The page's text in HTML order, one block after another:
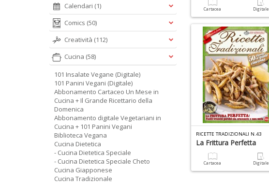
Cartacea Digitale
RICETTE TRADIZIONALI N.43
La Frittura Perfetta
Cartacea Digitale
Calendari (1)
Comics (50)
Creatività (112)
Cucina (58)
101 Insalate Vegane (Digitale)
101 Panini Vegani (Digitale)
Abbonamento Cartaceo Un Mese in
Cucina + Il Grande Ricettario della
Domenica
Abbonamento digitale Vegetariani in
Cucina + 101 Panini Vegani
Biblioteca Vegana
Cucina Dietetica
- Cucina Dietetica Speciale
- Cucina Dietetica Speciale Cheto
Cucina Giapponese
Cucina Tradizionale